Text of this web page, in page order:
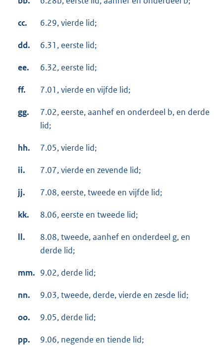
cc. 6.29, vierde lid;
dd. 6.31, eerste lid;
ee. 6.32, eerste lid;
ff. 7.01, vierde en vijfde lid;
gg.
7.02, eerste, aanhef en onderdeel b, en derde
lid;
hh. 7.05, vierde lid;
ii. 7.07, vierde en zevende lid;
jj. 7.08, eerste, tweede en vijfde lid;
kk. 8.06, eerste en tweede lid;
ll.
8.08, tweede, aanhef en onderdeel g, en
derde lid;
mm. 9.02, derde lid;
nn. 9.03, tweede, derde, vierde en zesde lid;
oo. 9.05, derde lid;
pp. 9.06, negende en tiende lid;